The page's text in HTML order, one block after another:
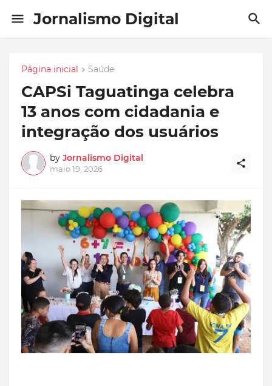
Jornalismo Digital
Página inicial Saúde
CAPSi Taguatinga celebra
13 anos com cidadania e
integração dos usuários
by Jornalismo Digital
maio 19, 2026